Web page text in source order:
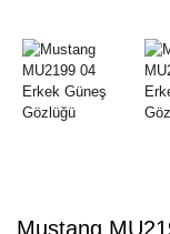
Mustang